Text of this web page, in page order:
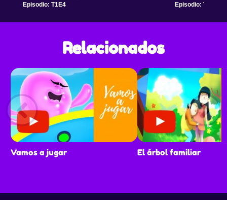
Episodio: T1E4 Episodio: T1E5
Relacionados
Vamos a jugar El árbol familiar